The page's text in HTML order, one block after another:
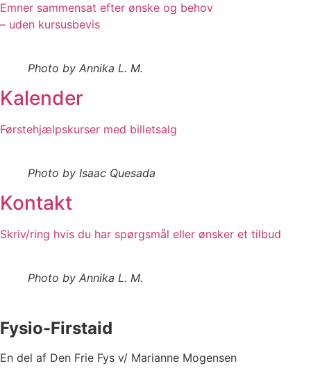
Emner sammensat efter ønske og behov
– uden kursusbevis
Photo by Annika L. M.
Kalender
Førstehjælpskurser med billetsalg
Photo by Isaac Quesada
Kontakt
Skriv/ring hvis du har spørgsmål eller ønsker et tilbud
Photo by Annika L. M.
Fysio-Firstaid
En del af Den Frie Fys v/ Marianne Mogensen